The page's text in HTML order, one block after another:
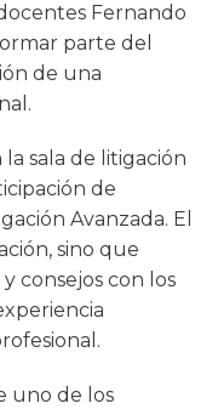
Fernando
parte del
de una
sala de litigación
de
Avanzada. El
sino que
consejos con los
uno de los